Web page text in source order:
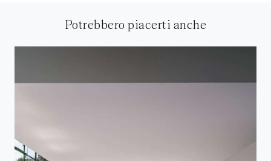
Potrebbero piacerti anche